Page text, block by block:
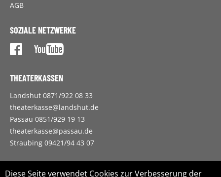
Diese Seite verwendet Cookies zur Verbesserung der
AGB
SOZIALE NETZWERKE
THEATERKASSEN
Landshut 0871/922 08 33
theaterkasse@landshut.de
Passau 0851/929 19 13
theaterkasse@passau.de
Straubing 09421/94 43 07
ZWECKVERBAND LANDESTHEATER NIEDERBAYERN